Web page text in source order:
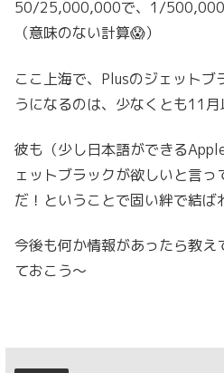
50/25,000,000で、1/500,000
（意味のない計算😱）
ここ上海で、Plusのジェットブ
うになるのは、少なくとも11月
彼も（少し日本語ができる
ェットブラックが欲しいと言
だ！ということで固い絆で結ば
今後も何か情報があったら教え
ておこう〜